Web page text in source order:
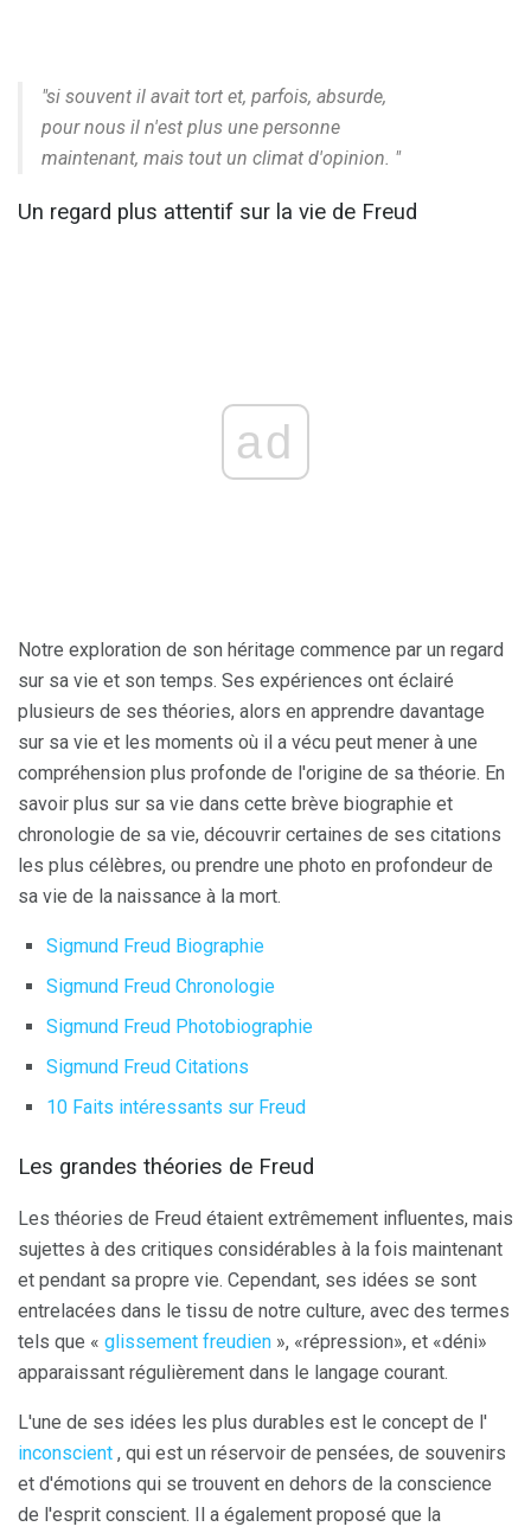
"si souvent il avait tort et, parfois, absurde,
pour nous il n'est plus une personne
maintenant, mais tout un climat d'opinion. "
Un regard plus attentif sur la vie de Freud
ad
Notre exploration de son héritage commence par un regard
sur sa vie et son temps. Ses expériences ont éclairé
plusieurs de ses théories, alors en apprendre davantage
sur sa vie et les moments où il a vécu peut mener à une
compréhension plus profonde de l'origine de sa théorie. En
savoir plus sur sa vie dans cette brève biographie et
chronologie de sa vie, découvrir certaines de ses citations
les plus célèbres, ou prendre une photo en profondeur de
sa vie de la naissance à la mort.
Sigmund Freud Biographie
Sigmund Freud Chronologie
Sigmund Freud Photobiographie
Sigmund Freud Citations
10 Faits intéressants sur Freud
Les grandes théories de Freud
Les théories de Freud étaient extrêmement influentes, mais
sujettes à des critiques considérables à la fois maintenant
et pendant sa propre vie. Cependant, ses idées se sont
entrelacées dans le tissu de notre culture, avec des termes
tels que « glissement freudien », «répression», et «déni»
apparaissant régulièrement dans le langage courant.
L'une de ses idées les plus durables est le concept de l'
inconscient , qui est un réservoir de pensées, de souvenirs
et d'émotions qui se trouvent en dehors de la conscience
de l'esprit conscient. Il a également proposé que la